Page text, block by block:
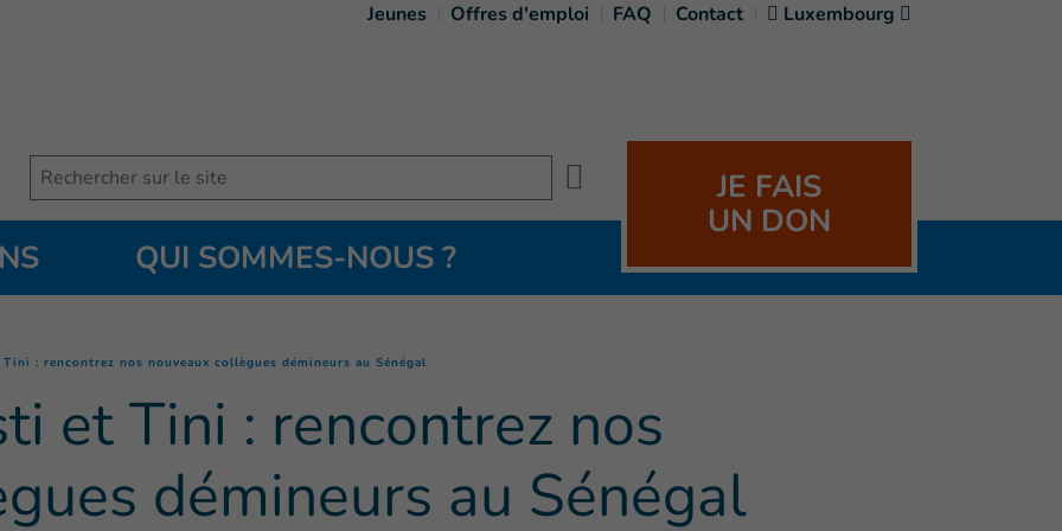
Jeunes Offres d'emploi FAQ Contact Luxembourg
Search
JE FAIS
UN DON
QUI SOMMES-NOUS ?
: rencontrez nos nouveaux collègues démineurs au Sénégal
et Tini : rencontrez nos
démineurs au Sénégal